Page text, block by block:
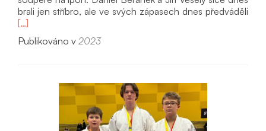
brali jen stříbro, ale ve svých zápasech dnes předváděli
[…]
Publikováno v 2023